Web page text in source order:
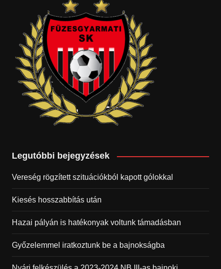
Legutóbbi bejegyzések
Vereség rögzített szituációkból kapott gólokkal
Kiesés hosszabbítás után
Hazai pályán is hatékonyak voltunk támadásban
Győzelemmel iratkoztunk be a bajnokságba